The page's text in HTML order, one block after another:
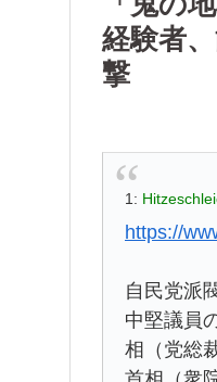
経験者
撃
1:
https://
自民党派
中堅議員
相（党総